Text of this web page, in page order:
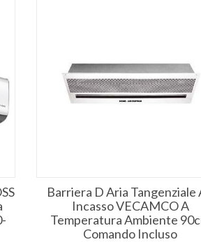
Barriera D Aria Tangenziale
Incasso VECAMCO A
Temperatura Ambiente
Comando Incluso